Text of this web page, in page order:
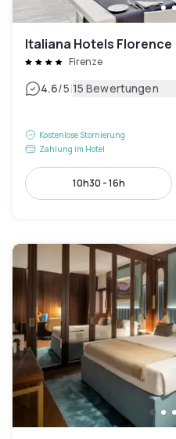
Italiana Hotels Florence
Firenze
4.6/5|15 Bewertungen
Kostenlose Stornierung
Zahlung im Hotel
10h30 - 16h